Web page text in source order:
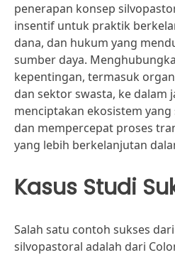
penerapan konsep
insentif untuk praktik
dana, dan hukum yang
sumber daya.
kepentingan, termasuk
dan sektor swasta, ke dalam
menciptakan ekosistem
dan mempercepat proses
yang lebih berkelanjutan
Kasus Studi
Salah satu contoh sukses
silvopastoral adalah dari